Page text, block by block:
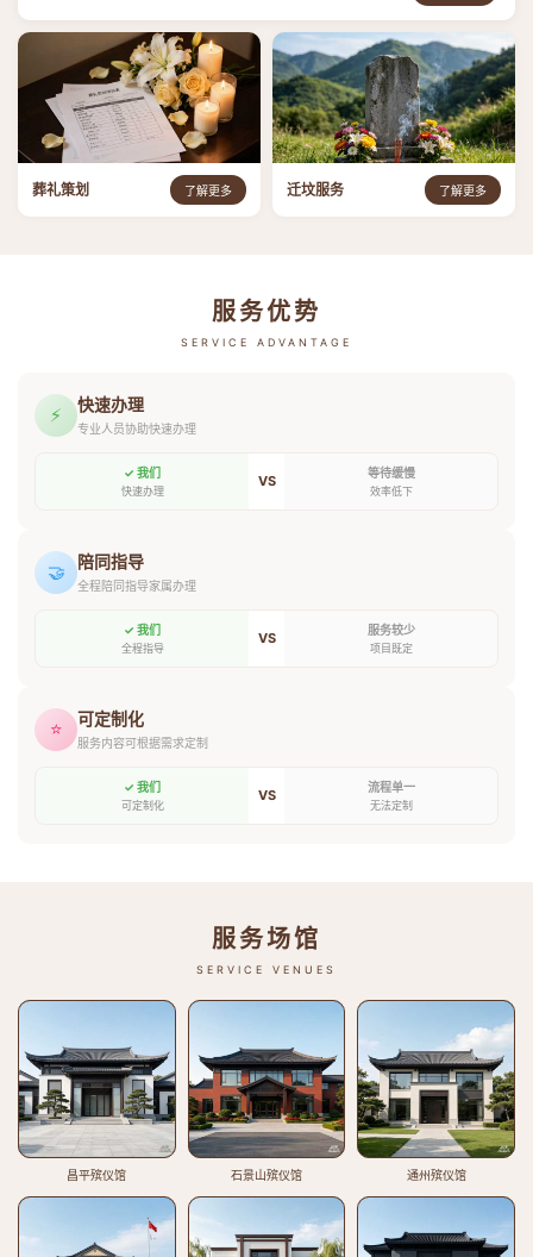
葬礼策划 了解更多 迁坟服务 了解更多
服务优势
SERVICE ADVANTAGE
⚡ 快速办理
专业人员协助快速办理
✓ 我们
快速办理
VS 等待缓慢
效率低下
🤝 陪同指导
全程陪同指导家属办理
✓ 我们
全程指导
VS 服务较少
项目既定
⭐ 可定制化
服务内容可根据需求定制
✓ 我们
可定制化
VS 流程单一
无法定制
服务场馆
SERVICE VENUES
昌平殡仪馆 石景山殡仪馆 通州殡仪馆